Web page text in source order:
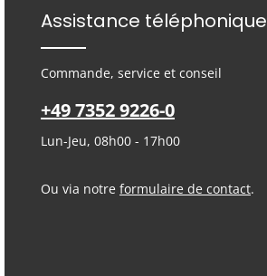
Assistance téléphonique
Commande, service et conseil
+49 7352 9226-0
Lun-Jeu, 08h00 - 17h00
Ou via notre formulaire de contact.